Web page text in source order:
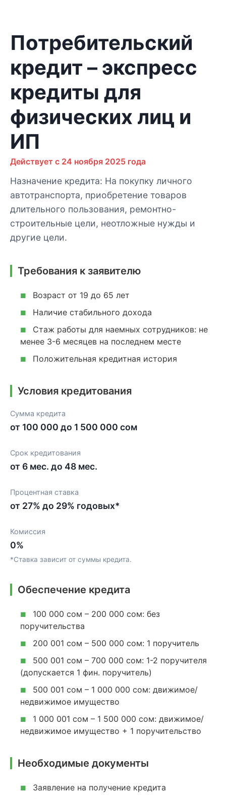
Потребительский
кредит – экспресс
кредиты для
физических лиц и
ИП
Действует с 24 ноября 2025 года
Назначение кредита: На покупку личного
автотранспорта, приобретение товаров
длительного пользования, ремонтно-
строительные цели, неотложные нужды и
другие цели.
Требования к заявителю
■ Возраст от 19 до 65 лет
■ Наличие стабильного дохода
■
Стаж работы для наемных сотрудников: не
менее 3-6 месяцев на последнем месте
■ Положительная кредитная история
Условия кредитования
Сумма кредита
от 100 000 до 1 500 000 сом
Срок кредитования
от 6 мес. до 48 мес.
Процентная ставка
от 27% до 29% годовых*
Комиссия
0%
*Ставка зависит от суммы кредита.
Обеспечение кредита
■
100 000 сом – 200 000 сом: без
поручительства
■ 200 001 сом – 500 000 сом: 1 поручитель
■
500 001 сом – 700 000 сом: 1-2 поручителя
(допускается 1 фин. поручитель)
■
500 001 сом – 1 000 000 сом: движимое/
недвижимое имущество
■
1 000 001 сом – 1 500 000 сом: движимое/
недвижимое имущество + 1 поручительство
Необходимые документы
■ Заявление на получение кредита